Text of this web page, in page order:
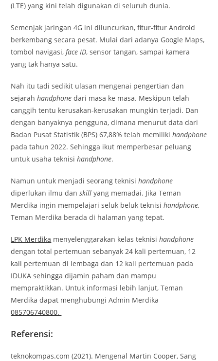
(LTE) yang kini telah digunakan di seluruh dunia.
Semenjak jaringan 4G ini diluncurkan, fitur-fitur Android
berkembang secara pesat. Mulai dari adanya Google Maps,
tombol navigasi,face ID, sensor tangan, sampai kamera
yang tak hanya satu.
Nah itu tadi sedikit ulasan mengenai pengertian dan
sejarahhandphone dari masa ke masa. Meskipun telah
canggih tentu kerusakan-kerusakan mungkin terjadi. Dan
dengan banyaknya pengguna, dimana menurut data dari
Badan Pusat Statistik (BPS) 67,88% telah memilikihandphone
pada tahun 2022. Sehingga ikut memperbesar peluang
untuk usaha teknisihandphone.
Namun untuk menjadi seorang teknisihandphone
diperlukan ilmu danskill yang memadai. Jika Teman
Merdika ingin mempelajari seluk beluk teknisihandphone,
Teman Merdika berada di halaman yang tepat.
LPK Merdika menyelenggarakan kelas teknisihandphone
dengan total pertemuan sebanyak 24 kali pertemuan, 12
kali pertemuan di lembaga dan 12 kali pertemuan pada
IDUKA sehingga dijamin paham dan mampu
mempraktikkan. Untuk informasi lebih lanjut, Teman
Merdika dapat menghubungi Admin Merdika
085706740800.
Referensi:
teknokompas.com (2021). Mengenal Martin Cooper, Sang